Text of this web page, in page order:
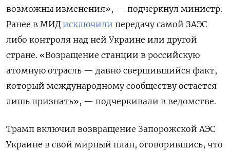
возможны изменения», — подчеркнул министр.
Ранее в МИД исключили передачу самой ЗАЭС
либо контроля над ней Украине или другой
стране. «Возращение станции в российскую
атомную отрасль — давно свершившийся факт,
который международному сообществу остается
лишь признать», — подчеркивали в ведомстве.
Трамп включил возвращение Запорожской АЭС
Украине в свой мирный план, оговорившись, что